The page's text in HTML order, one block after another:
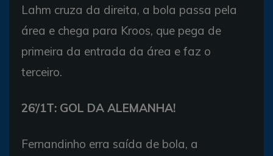
Lahm cruza da direita, a bola passa pela
área e chega para Kroos, que pega de
primeira da entrada da área e faz o
terceiro.
26’/1T: GOL DA ALEMANHA!
Fernandinho erra saída de bola, a